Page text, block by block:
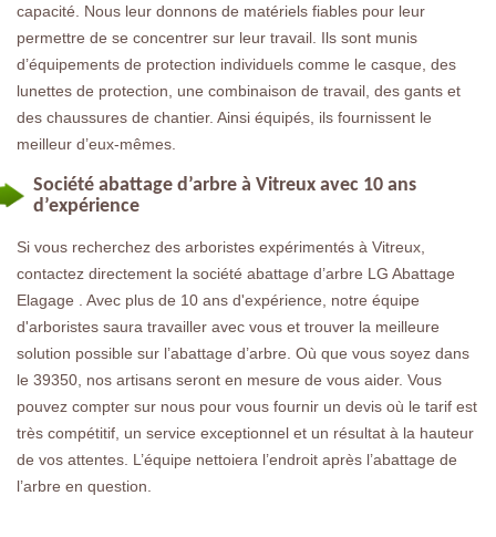
capacité. Nous leur donnons de matériels fiables pour leur
permettre de se concentrer sur leur travail. Ils sont munis
d’équipements de protection individuels comme le casque, des
lunettes de protection, une combinaison de travail, des gants et
des chaussures de chantier. Ainsi équipés, ils fournissent le
meilleur d’eux-mêmes.
Société abattage d’arbre à Vitreux avec 10 ans
d’expérience
Si vous recherchez des arboristes expérimentés à Vitreux,
contactez directement la société abattage d’arbre LG Abattage
Elagage . Avec plus de 10 ans d'expérience, notre équipe
d'arboristes saura travailler avec vous et trouver la meilleure
solution possible sur l’abattage d’arbre. Où que vous soyez dans
le 39350, nos artisans seront en mesure de vous aider. Vous
pouvez compter sur nous pour vous fournir un devis où le tarif est
très compétitif, un service exceptionnel et un résultat à la hauteur
de vos attentes. L’équipe nettoiera l’endroit après l’abattage de
l’arbre en question.